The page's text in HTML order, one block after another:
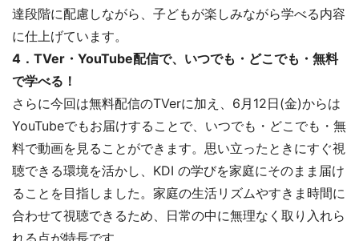
達段階に配慮しながら、子どもが楽しみながら学べる内容
に仕上げています。
4．TVer・YouTube配信で、いつでも・どこでも・無料
で学べる！
さらに今回は無料配信のTVerに加え、6月12日(金)からは
YouTubeでもお届けすることで、いつでも・どこでも・無
料で動画を見ることができます。思い立ったときにすぐ視
聴できる環境を活かし、KDI の学びを家庭にそのまま届け
ることを目指しました。家庭の生活リズムやすきま時間に
合わせて視聴できるため、日常の中に無理なく取り入れら
れる点が特長です。